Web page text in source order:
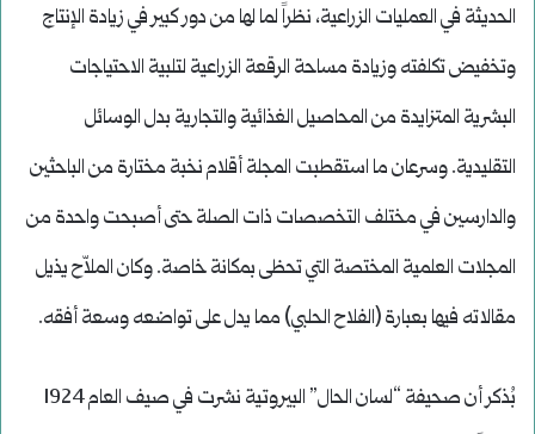
الحديثة في العمليات الزراعية، نظراً لما لها من دور كبير في زيادة الإنتاج
وتخفيض تكلفته وزيادة مساحة الرقعة الزراعية لتلبية الاحتياجات
البشرية المتزايدة من المحاصيل الغذائية والتجارية بدل الوسائل
التقليدية. وسرعان ما استقطبت المجلة أقلام نخبة مختارة من الباحثين
والدارسين في مختلف التخصصات ذات الصلة حتى أصبحت واحدة من
المجلات العلمية المختصة التي تحظى بمكانة خاصة. وكان الملاّح يذيل
مقالاته فيها بعبارة (الفلاح الحلبي) مما يدل على تواضعه وسعة أفقه.
بُذكر أن صحيفة “لسان الحال” البيروتية نشرت في صيف العام 1924